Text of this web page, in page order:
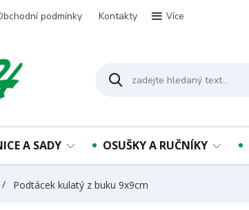
podmínky Kontakty Více
A SADY OSUŠKY A RUČNÍKY
Podtácek kulatý z buku 9x9cm